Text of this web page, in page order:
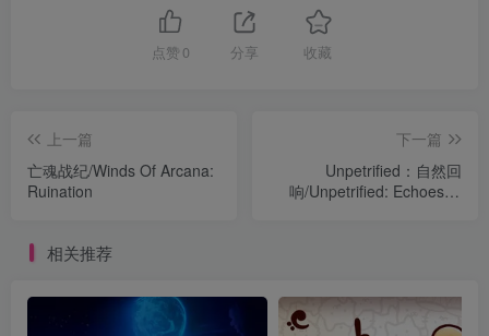
点赞 0 分享 收藏
上一篇
亡魂战纪/Winds Of Arcana:
Ruination
下一篇
Unpetrified：自然回
响/Unpetrified: Echoes of
相关推荐